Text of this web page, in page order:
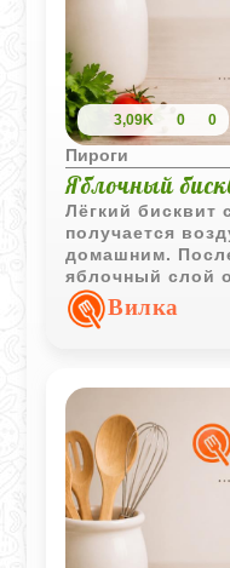
3,09K 0 0
Пироги
Яблочный
Лёгкий бисквит
получается
домашним.
яблочный слой
делает пирог
Вилка